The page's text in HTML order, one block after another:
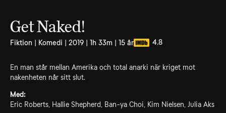
Get Naked!
Fiktion | Komedi | 2019 | 1h 33m | 15 år 4.8
En man står mellan Amerika och total anarki när kriget mot
nakenheten når sitt slut.
Med:
Eric Roberts, Hallie Shepherd, Ban-ya Choi, Kim Nielsen, Julia Aks